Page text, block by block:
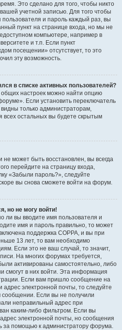
Это сделано для того, чтобы никто
учетной записью. Для того чтобы
и пароль каждый раз, вы
пункт на странице входа, но мы не
компьютере, например в
и т.п. Если пункт
посещении» отсутствует, то это
эту возможность.
в списке активных пользователей?
общих настроек можно найти опцию
Если установить переключатель
только администраторам,
остальных вы будете скрытым
не может быть восстановлен, вы всегда
перейдите на страницу входа,
«Забыли пароль?», следуйте
вы снова сможете войти на форум.
но не могу войти!
ли вы вводите имя пользователя и
имя и пароль правильно, то может
поддержка COPPA, и вы при
13 лет, то вам необходимо
Если это не ваш случай, то значит,
На многих форумах требуется,
активированы самостоятельно, либо
смогут в них войти. Эта информация
Если вам пришло сообщение на
адрес электронной почты, то следуйте
сообщении. Если вы не получили
неправильный адрес при
каким-либо фильтром. Если вы
электронной почты, но сообщения
за помощью к администратору форума.